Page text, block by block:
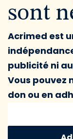
sont
Acrimed est
publicité ni
Vous pouvez
don ou en